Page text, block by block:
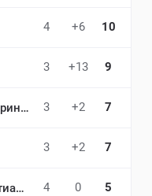
4 +6 10
3 +13 9
Парана Клубе Пиньейриньо U-11 3 +2 7
3 +2 7
Шуте Инисиал Коринтианс ФРГ U-11 4 0 5